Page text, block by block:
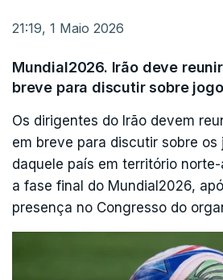
dois meses.
O porta-voz do Pentágono,
próximos seis a doze meses.
21:19, 1 Maio 2026
Mundial2026. Irão deve
breve para discutir sobre
Os dirigentes do Irão devem
em breve para discutir sobre
daquele país em território
a fase final do Mundial2026,
presença no Congresso do